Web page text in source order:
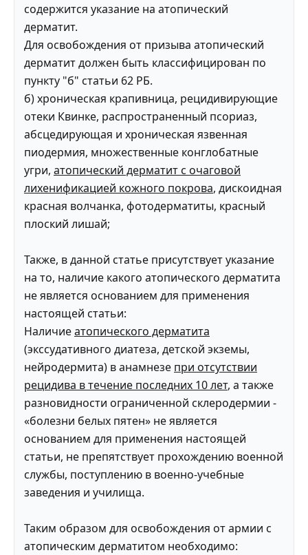
содержится указание на атопический
дерматит.
Для освобождения от призыва атопический
дерматит должен быть классифицирован по
пункту "б" статьи 62 РБ.
б) хроническая крапивница, рецидивирующие
отеки Квинке, распространенный псориаз,
абсцедирующая и хроническая язвенная
пиодермия, множественные конглобатные
угри, атопический дерматит с очаговой
лихенификацией кожного покрова, дискоидная
красная волчанка, фотодерматиты, красный
плоский лишай;
Также, в данной статье присутствует указание
на то, наличие какого атопического дерматита
не является основанием для применения
настоящей статьи:
Наличиеатопического дерматита
(экссудативного диатеза, детской экземы,
нейродермита) в анамнезе при отсутствии
рецидива в течение последних 10 лет, а также
разновидности ограниченной склеродермии -
«болезни белых пятен» не является
основанием для применения настоящей
статьи, не препятствует прохождению военной
службы, поступлению в военно-учебные
заведения и училища.
Таким образом для освобождения от армии с
атопическим дерматитом необходимо: